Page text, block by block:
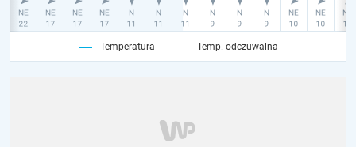
Temperatura Temp. odczuwalna